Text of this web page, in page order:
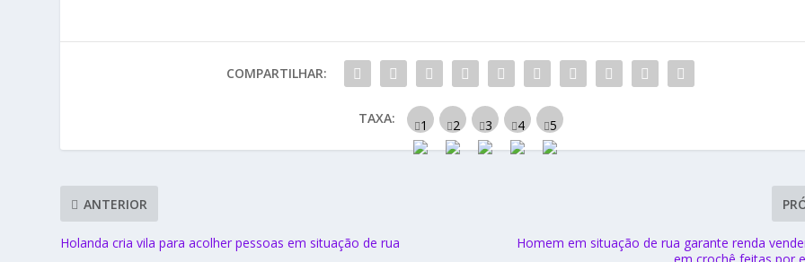
COMPARTILHAR:
TAXA:
ANTERIOR
Holanda cria vila para acolher pessoas em situação de rua
Homem em situação de rua garante renda